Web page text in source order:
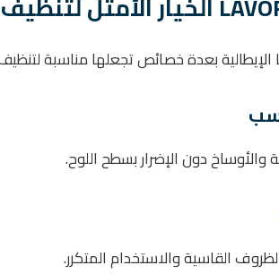
والأوساخ دون الإضرار بسطح اللوح.
القاسية والاستخدام المتكرر.